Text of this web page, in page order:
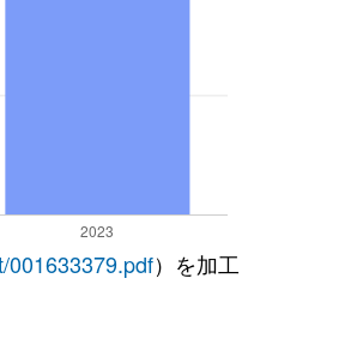
001633379.pdf）を加工